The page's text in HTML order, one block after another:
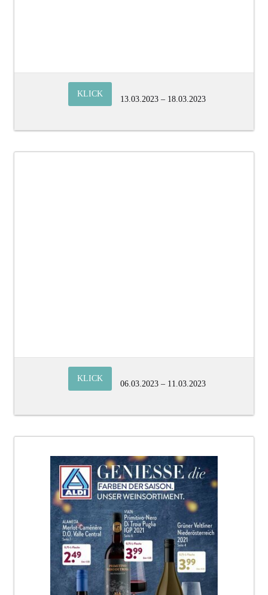
KLICK
13.03.2023 – 18.03.2023
KLICK
06.03.2023 – 11.03.2023